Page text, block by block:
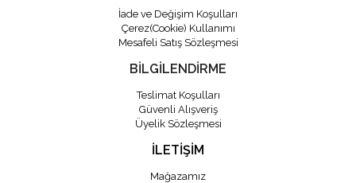
İade ve Değişim Koşulları
Çerez(Cookie) Kullanımı
Mesafeli Satış Sözleşmesi
BİLGİLENDİRME
Teslimat Koşulları
Güvenli Alışveriş
Üyelik Sözleşmesi
İLETİŞİM
Mağazamız